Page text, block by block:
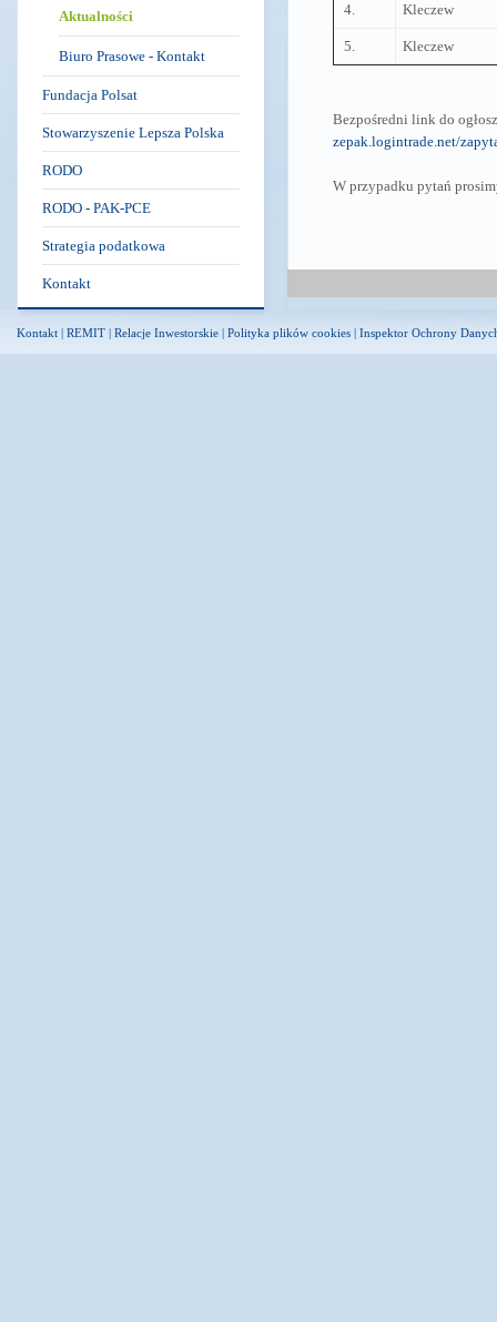
Aktualności
Biuro Prasowe - Kontakt
Fundacja Polsat
Stowarzyszenie Lepsza Polska
RODO
RODO - PAK-PCE
Strategia podatkowa
Kontakt
4. Kleczew
5. Kleczew
Bezpośredni link do
zepak.logintrade.net/
W przypadku pytań
Kontakt | REMIT | Relacje Inwestorskie | Polityka plików cookies | Inspektor Ochrony